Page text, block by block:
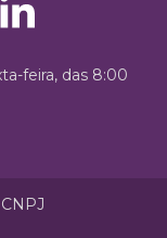
feira, das 8:00